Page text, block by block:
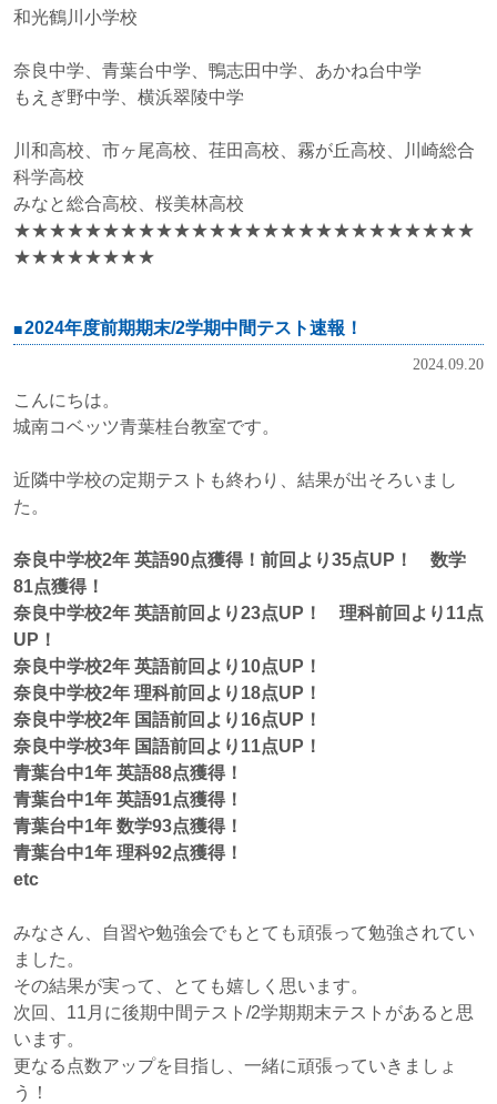
和光鶴川小学校
奈良中学、青葉台中学、鴨志田中学、あかね台中学
もえぎ野中学、横浜翠陵中学
川和高校、市ヶ尾高校、荏田高校、霧が丘高校、川崎総合
科学高校
みなと総合高校、桜美林高校
★★★★★★★★★★★★★★★★★★★★★★★★★★
★★★★★★★★
2024年度前期期末/2学期中間テスト速報！
2024.09.20
こんにちは。
城南コベッツ青葉桂台教室です。
近隣中学校の定期テストも終わり、結果が出そろいまし
た。
奈良中学校2年 英語90点獲得！前回より35点UP！ 数学
81点獲得！
奈良中学校2年 英語前回より23点UP ！ 理科前回より11点
UP！
奈良中学校2年 英語前回より 10点UP ！
奈良中学校2年 理科前回より18点UP！
奈良中学校2年 国語前回より 16点UP ！
奈良中学校3年 国語前回より11点UP！
青葉台中1年 英語88点獲得！
青葉台中1年 英語91点獲得！
青葉台中1年 数学93点獲得！
青葉台中1年 理科92点獲得！
etc
みなさん、自習や勉強会でもとても頑張って勉強されてい
ました。
その結果が実って、とても嬉しく思います。
次回、11月に後期中間テスト/2学期期末テストがあると思
います。
更なる点数アップを目指し、一緒に頑張っていきましょ
う！